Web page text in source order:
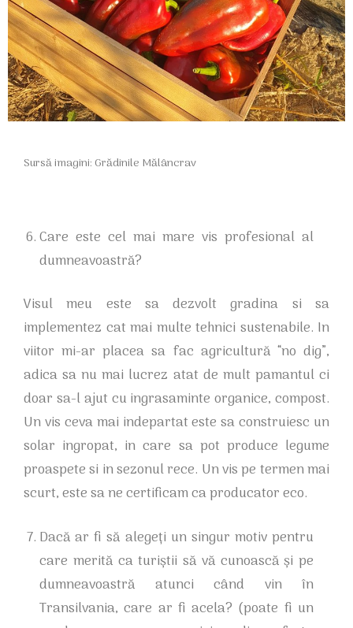
Sursă imagini: Grădinile Mălâncrav
Care este cel mai mare vis profesional al
dumneavoastră?
Visul meu este sa dezvolt gradina si sa
implementez cat mai multe tehnici sustenabile. In
viitor mi-ar placea sa fac agricultură “no dig”,
adica sa nu mai lucrez atat de mult pamantul ci
doar sa-l ajut cu ingrasaminte organice, compost.
Un vis ceva mai indepartat este sa construiesc un
solar ingropat, in care sa pot produce legume
proaspete si in sezonul rece. Un vis pe termen mai
scurt, este sa ne certificam ca producator eco.
Dacă ar fi să alegeți un singur motiv pentru
care merită ca turiștii să vă cunoască și pe
dumneavoastră atunci când vin în
Transilvania, care ar fi acela? (poate fi un